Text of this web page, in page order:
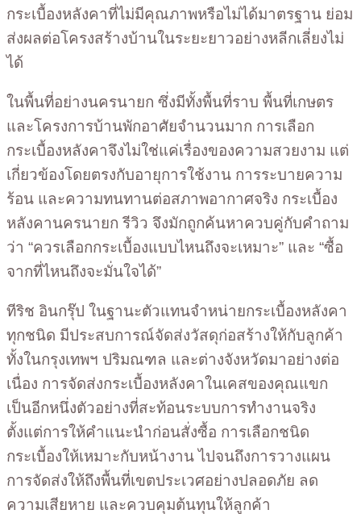
กระเบื้องหลังคาที่ไม่มีคุณภาพหรือไม่ได้มาตรฐาน ย่อม
ส่งผลต่อโครงสร้างบ้านในระยะยาวอย่างหลีกเลี่ยงไม่
ได้
ในพื้นที่อย่างนครนายก ซึ่งมีทั้งพื้นที่ราบ พื้นที่เกษตร
และโครงการบ้านพักอาศัยจำนวนมาก การเลือก
กระเบื้องหลังคาจึงไม่ใช่แค่เรื่องของความสวยงาม แต่
เกี่ยวข้องโดยตรงกับอายุการใช้งาน การระบายความ
ร้อน และความทนทานต่อสภาพอากาศจริง กระเบื้อง
หลังคานครนายก รีวิว จึงมักถูกค้นหาควบคู่กับคำถาม
ว่า “ควรเลือกกระเบื้องแบบไหนถึงจะเหมาะ” และ “ซื้อ
จากที่ไหนถึงจะมั่นใจได้”
ทีริช อินกรุ๊ป ในฐานะตัวแทนจำหน่ายกระเบื้องหลังคา
ทุกชนิด มีประสบการณ์จัดส่งวัสดุก่อสร้างให้กับลูกค้า
ทั้งในกรุงเทพฯ ปริมณฑล และต่างจังหวัดมาอย่างต่อ
เนื่อง การจัดส่งกระเบื้องหลังคาในเคสของคุณแขก
เป็นอีกหนึ่งตัวอย่างที่สะท้อนระบบการทำงานจริง
ตั้งแต่การให้คำแนะนำก่อนสั่งซื้อ การเลือกชนิด
กระเบื้องให้เหมาะกับหน้างาน ไปจนถึงการวางแผน
การจัดส่งให้ถึงพื้นที่เขตประเวศอย่างปลอดภัย ลด
ความเสียหาย และควบคุมต้นทุนให้ลูกค้า